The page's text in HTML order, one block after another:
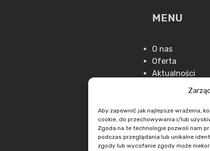
Aby zapewnić jak najlepsze wrażenia,
cookie, do przechowywania i/lub
Zgoda na te technologie pozwoli nam
podczas przeglądania lub unikalne
zgody lub wycofanie zgody może
MENU
O nas
Oferta
Aktualności